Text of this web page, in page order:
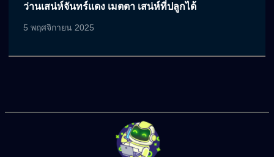
ว่านเสน่ห์จันทร์แดง เมตตา เสน่ห์ที่ปลูกได้
5 พฤศจิกายน 2025